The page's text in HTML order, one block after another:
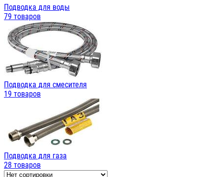
Подводка для воды
79 товаров
Подводка для смесителя
19 товаров
Подводка для газа
28 товаров